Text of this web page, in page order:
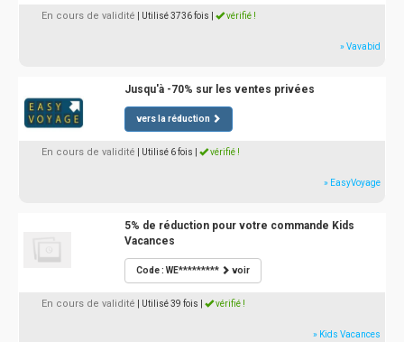
En cours de validité | Utilisé 3736 fois vérifié !
» Vavabid
Jusqu'à -70% sur les ventes privées
vers la réduction
En cours de validité | Utilisé 6 fois vérifié !
» EasyVoyage
5% de réduction pour votre commande Kids
Vacances
Code : WE********* voir
En cours de validité | Utilisé 39 fois vérifié !
» Kids Vacances